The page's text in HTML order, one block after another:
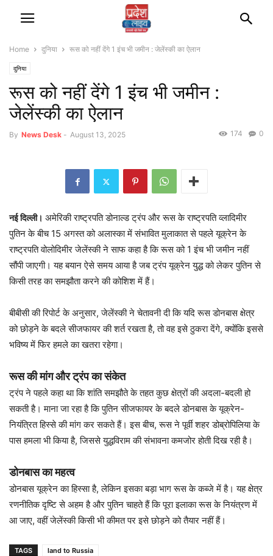
Home दुनिया रूस को नहीं देंगे 1 इंच भी जमीन : जेलेंस्की का ऐलान
दुनिया
रूस को नहीं देंगे 1 इंच भी जमीन :
जेलेंस्की का ऐलान
By News Desk - August 13, 2025 0
174
नई दिल्ली। अमेरिकी राष्ट्रपति डोनाल्ड ट्रंप और रूस के राष्ट्रपति व्लादिमीर
पुतिन के बीच 15 अगस्त को अलास्का में संभावित मुलाकात से पहले यूक्रेन के
राष्ट्रपति वोलोदिमीर जेलेंस्की ने साफ कहा है कि रूस को 1 इंच भी जमीन नहीं
सौंपी जाएगी। यह बयान ऐसे समय आया है जब ट्रंप यूक्रेन युद्ध को लेकर पुतिन से
किसी तरह का समझौता करने की कोशिश में हैं।
बीबीसी की रिपोर्ट के अनुसार, जेलेंस्की ने चेतावनी दी कि यदि रूस डोनबास क्षेत्र
को छोड़ने के बदले सीजफायर की शर्त रखता है, तो वह इसे ठुकरा देंगे, क्योंकि इससे
भविष्य में फिर हमले का खतरा रहेगा।
रूस की मांग और ट्रंप का संकेत
ट्रंप ने पहले कहा था कि शांति समझौते के तहत कुछ क्षेत्रों की अदला-बदली हो
सकती है। माना जा रहा है कि पुतिन सीजफायर के बदले डोनबास के यूक्रेन-
नियंत्रित हिस्से की मांग कर सकते हैं। इस बीच, रूस ने पूर्वी शहर डोब्रोपिलिया के
पास हमला भी किया है, जिससे युद्धविराम की संभावना कमजोर होती दिख रही है।
डोनबास का महत्व
डोनबास यूक्रेन का हिस्सा है, लेकिन इसका बड़ा भाग रूस के कब्जे में है। यह क्षेत्र
रणनीतिक दृष्टि से अहम है और पुतिन चाहते हैं कि पूरा इलाका रूस के नियंत्रण में
आ जाए, वहीं जेलेंस्की किसी भी कीमत पर इसे छोड़ने को तैयार नहीं हैं।
TAGS land to Russia